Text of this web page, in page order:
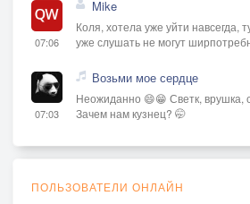
07:06
Mike
Коля, хотела уже уйти навсегда,
уже слушать не могут
07:03
Возьми мое сердце
Неожиданно 😄😁 Светк, врушка,
Зачем нам кузнец? 🤭
ПОЛЬЗОВАТЕЛИ ОНЛАЙН